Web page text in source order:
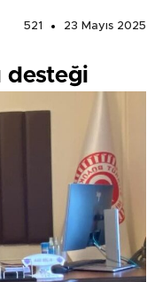
521
23 Mayıs 2025
desteği